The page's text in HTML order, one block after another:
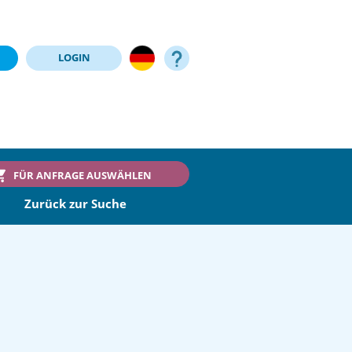
LOGIN
FÜR ANFRAGE AUSWÄHLEN
Zurück zur Suche